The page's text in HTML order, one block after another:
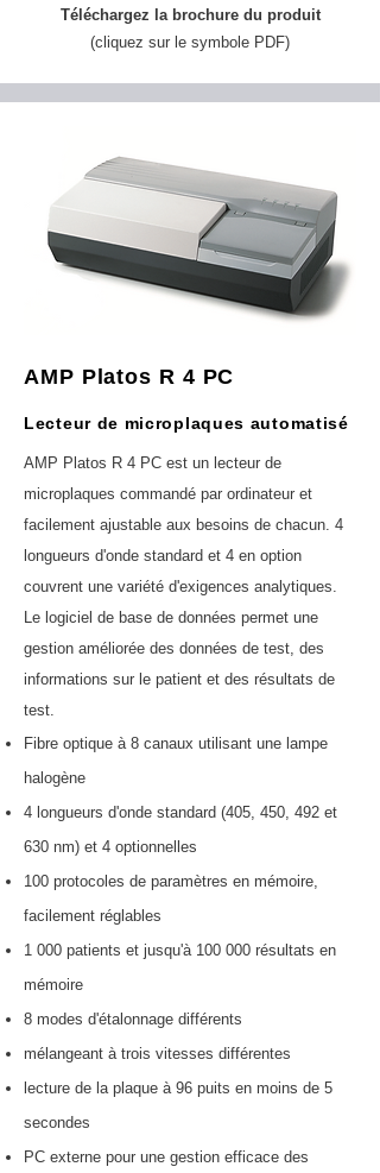
Téléchargez la brochure du produit
(cliquez sur le symbole PDF)
AMP Platos R 4 PC
Lecteur de microplaques automatisé
AMP Platos R 4 PC est un lecteur de
microplaques commandé par ordinateur et
facilement ajustable aux besoins de chacun. 4
longueurs d'onde standard et 4 en option
couvrent une variété d'exigences analytiques.
Le logiciel de base de données permet une
gestion améliorée des données de test, des
informations sur le patient et des résultats de
test.
Fibre optique à 8 canaux utilisant une lampe
halogène
4 longueurs d'onde standard (405, 450, 492 et
630 nm) et 4 optionnelles
100 protocoles de paramètres en mémoire,
facilement réglables
1 000 patients et jusqu'à 100 000 résultats en
mémoire
8 modes d'étalonnage différents
mélangeant à trois vitesses différentes
lecture de la plaque à 96 puits en moins de 5
secondes
PC externe pour une gestion efficace des